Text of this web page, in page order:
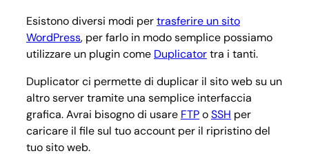
Esistono diversi modi pertrasferire un sito
WordPress, per farlo in modo semplice possiamo
utilizzare un plugin come Duplicatortra i tanti.
Duplicator ci permette di duplicar il sito web su un
altro server tramite una semplice interfaccia
grafica. Avrai bisogno di usare FTPoSSH per
caricare il file sul tuo account per il ripristino del
tuo sito web.